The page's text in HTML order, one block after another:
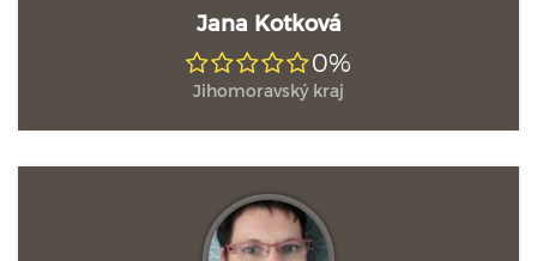
Jana Kotková
0%
Jihomoravský kraj